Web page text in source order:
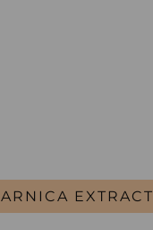
ARNICA EXTRACT